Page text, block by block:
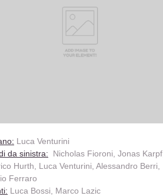
Luca Venturini
da sinistra: Nicholas Fioroni, Jonas Karpf,
Hurth, Luca Venturini, Alessandro Berri,
Ferraro
Luca Bossi, Marco Lazic